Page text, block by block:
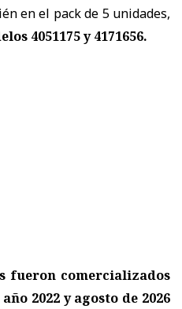
en el pack de 5 unidades,
4051175 y 4171656.
fueron comercializados
2022 y agosto de 2026